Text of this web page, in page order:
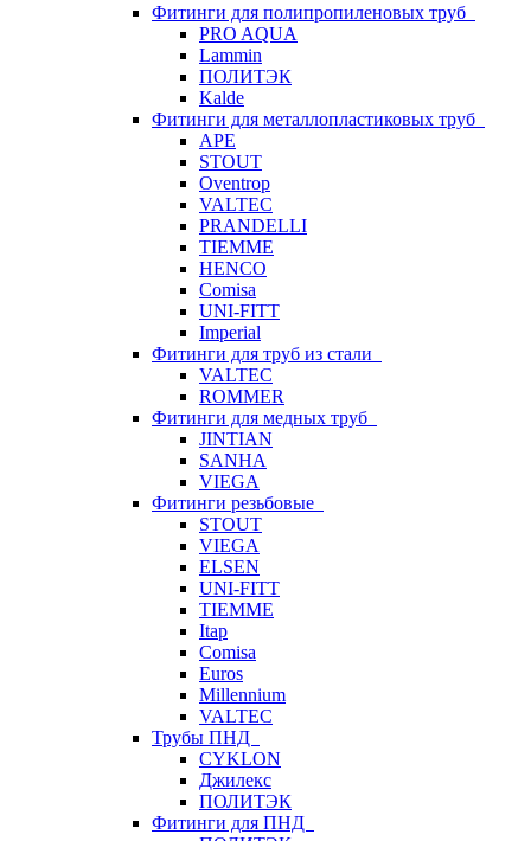
Фитинги для полипропиленовых труб
PRO AQUA
Lammin
ПОЛИТЭК
Kalde
Фитинги для металлопластиковых труб
APE
STOUT
Oventrop
VALTEC
PRANDELLI
TIEMME
HENCO
Comisa
UNI-FITT
Imperial
Фитинги для труб из стали
VALTEC
ROMMER
Фитинги для медных труб
JINTIAN
SANHA
VIEGA
Фитинги резьбовые
STOUT
VIEGA
ELSEN
UNI-FITT
TIEMME
Itap
Comisa
Euros
Millennium
VALTEC
Трубы ПНД
CYKLON
Джилекс
ПОЛИТЭК
Фитинги для ПНД